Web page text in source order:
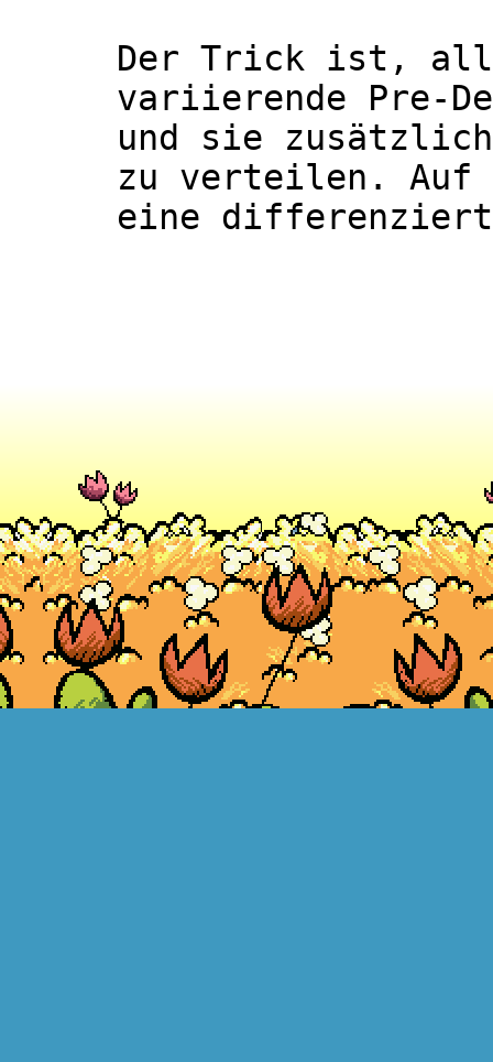
Der Trick ist,
variierende Pre-
und sie
zu verteilen. Auf
eine